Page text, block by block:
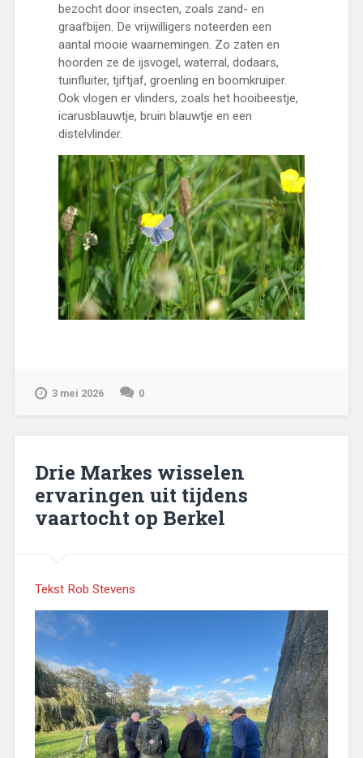
bezocht door insecten, zoals zand- en
graafbijen. De vrijwilligers noteerden een
aantal mooie waarnemingen. Zo zaten en
hoorden ze de ijsvogel, waterral, dodaars,
tuinfluiter, tjiftjaf, groenling en boomkruiper.
Ook vlogen er vlinders, zoals het hooibeestje,
icarusblauwtje, bruin blauwtje en een
distelvlinder.
3 mei 2026 0
Drie Markes wisselen
ervaringen uit tijdens
vaartocht op Berkel
Tekst Rob Stevens